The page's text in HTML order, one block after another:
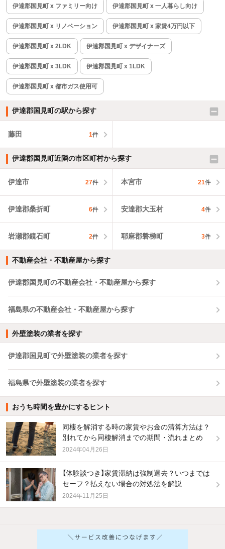
伊達郡国見町 x ファミリー向け 伊達郡国見町 x 一人暮らし向け
伊達郡国見町 x リノベーション 伊達郡国見町 x 家賃4万円以下
伊達郡国見町 x 2LDK 伊達郡国見町 x デザイナーズ
伊達郡国見町 x 3LDK 伊達郡国見町 x 1LDK
伊達郡国見町 x 都市ガス使用可
伊達郡国見町の駅から探す
藤田 1件
伊達郡国見町近隣の市区町村から探す
伊達市 27件 本宮市 21件
伊達郡桑折町 6件 安達郡大玉村 4件
岩瀬郡鏡石町 2件 耶麻郡磐梯町 3件
不動産会社・不動産屋から探す
伊達郡国見町の不動産会社・不動産屋から探す
福島県の不動産会社・不動産屋から探す
外壁塗装の業者を探す
伊達郡国見町で外壁塗装の業者を探す
福島県で外壁塗装の業者を探す
おうち時間を豊かにするヒント
同棲を解消する時の家賃やお金の清算方法は？
別れてから同棲解消までの期間・流れまとめ
2024年04月26日
【体験談つき】家賃滞納は強制退去？いつまでは
セーフ？払えない場合の対処法を解説
2024年11月25日